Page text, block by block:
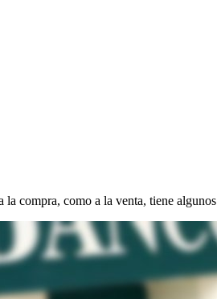
como a la venta, tiene